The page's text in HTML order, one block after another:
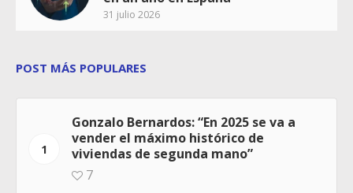
31 julio 2026
POST MÁS POPULARES
1
Gonzalo Bernardos: “En 2025 se va a
vender el máximo histórico de
viviendas de segunda mano”
7